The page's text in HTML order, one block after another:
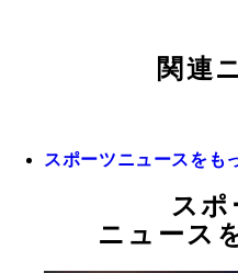
関連
スポーツニュースをも
スポ
ニュース